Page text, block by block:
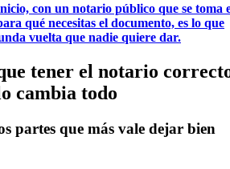
con un notario público que se toma
qué necesitas el documento, es lo que
vuelta que nadie quiere dar.
tener el notario
cambia todo
partes que más vale dejar bien